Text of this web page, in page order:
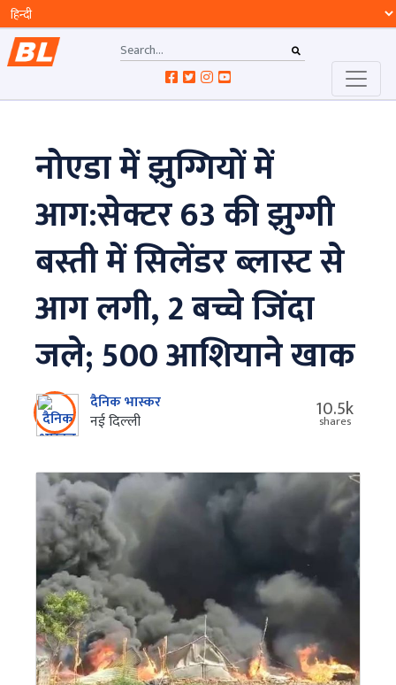
नोएडा में झुग्गियों में
आग:सेक्टर 63 की झुग्गी
बस्ती में सिलेंडर ब्लास्ट से
आग लगी, 2 बच्चे जिंदा
जले; 500 आशियाने खाक
दैनिक भास्कर
नई दिल्‍ली
10.5k
shares